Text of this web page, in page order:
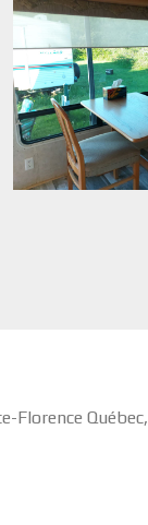
Florence Québec,